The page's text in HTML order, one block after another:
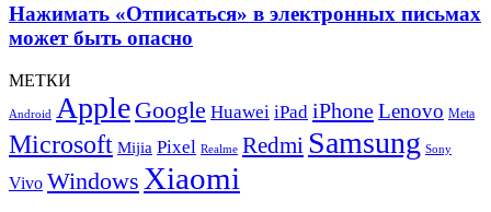
Нажимать «Отписаться» в электронных письмах
может быть опасно
МЕТКИ
Android Apple Google Huawei iPad iPhoneLenovo Meta
Microsoft Mijia Pixel Realme Redmi Samsung Sony
Vivo Windows Xiaomi